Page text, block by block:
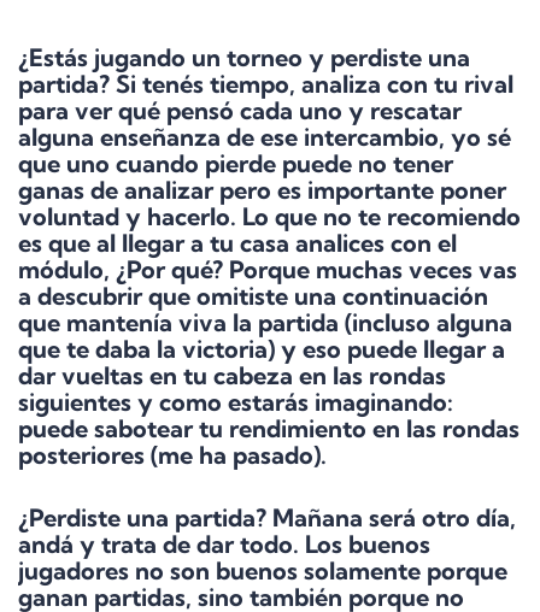
¿Estás jugando un torneo y perdiste una
partida? Si tenés tiempo, analiza con tu rival
para ver qué pensó cada uno y rescatar
alguna enseñanza de ese intercambio, yo sé
que uno cuando pierde puede no tener
ganas de analizar pero es importante poner
voluntad y hacerlo. Lo que no te recomiendo
es que al llegar a tu casa analices con el
módulo, ¿Por qué? Porque muchas veces vas
a descubrir que omitiste una continuación
que mantenía viva la partida (incluso alguna
que te daba la victoria) y eso puede llegar a
dar vueltas en tu cabeza en las rondas
siguientes y como estarás imaginando:
puede sabotear tu rendimiento en las rondas
posteriores (me ha pasado).
¿Perdiste una partida? Mañana será otro día,
andá y trata de dar todo. Los buenos
jugadores no son buenos solamente porque
ganan partidas, sino también porque no